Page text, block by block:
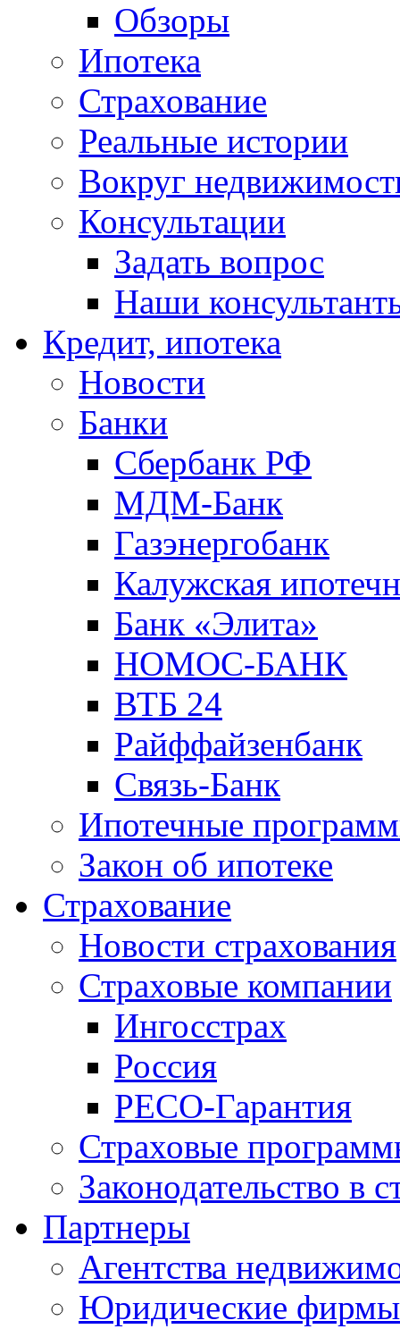
Обзоры
Ипотека
Страхование
Реальные истории
Вокруг
Консультации
Задать вопрос
Наши
Кредит, ипотека
Новости
Банки
Сбербанк РФ
МДМ-Банк
Газэнергобанк
Калужская
Банк «Элита»
НОМОС-БАНК
ВТБ 24
Райффайзенбанк
Связь-Банк
Ипотечные
Закон об ипотеке
Страхование
Новости страхования
Страховые компании
Ингосстрах
Россия
РЕСО-Гарантия
Страховые
Законодательство в
Партнеры
Агентства
Юридические фирмы